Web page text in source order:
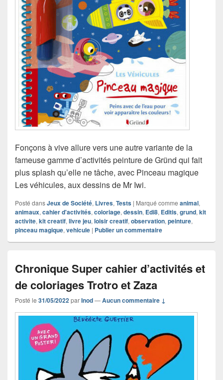
Fonçons à vive allure vers une autre variante de la
fameuse gamme d’activités peinture de Gründ qui fait
plus splash qu’elle ne tâche, avec Pinceau magique
Les véhicules, aux dessins de Mr Iwi.
Posté dansJeux de Société, Livres, Tests | Marqué comme animal,
animaux, cahier d'activités, coloriage, dessin, Edi8, Editis, grund, kit
activite, kit creatif, livre jeu, loisir creatif, observation, peinture,
pinceau magique, vehicule | Publier un commentaire
Chronique Super cahier d’activités et
de coloriages Trotro et Zaza
Posté le 31/05/2022parInod—Aucun commentaire ↓